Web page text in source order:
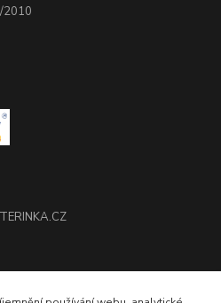
2010
So 8:00-12:00hod)